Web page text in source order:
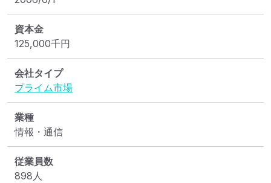
資本金
125,000千円
会社タイプ
プライム市場
業種
情報・通信
従業員数
898人